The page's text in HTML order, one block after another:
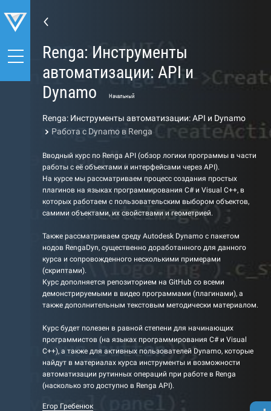
Renga: Инструменты
автоматизации: API и
Dynamo
Начальный
Renga: Инструменты автоматизации: API и Dynamo
Работа с Dynamo в Renga
Вводный курс по Renga API (обзор логики программы в части
работы с её объектами и интерфейсами через API).
На курсе мы рассматриваем процесс создания простых
плагинов на языках программирования C# и Visual C++, в
которых работаем с пользовательским выбором объектов,
самими объектами, их свойствами и геометрией.
Также рассматриваем среду Autodesk Dynamo с пакетом
нодов RengaDyn, существенно доработанного для данного
курса и сопровожденного несколькими примерами
(скриптами).
Курс дополняется репозиторием на GitHub со всеми
демонстрируемыми в видео программами (плагинами), а
также дополнительным текстовым методически материалом.
Курс будет полезен в равной степени для начинающих
программистов (на языках программирования C# и Visual
C++), а также для активных пользователей Dynamo, которые
найдут в материалах курса инструменты и возможности
автоматизации рутинных операций при работе в Renga
(насколько это доступно в Renga API).
Егор Гребенюк